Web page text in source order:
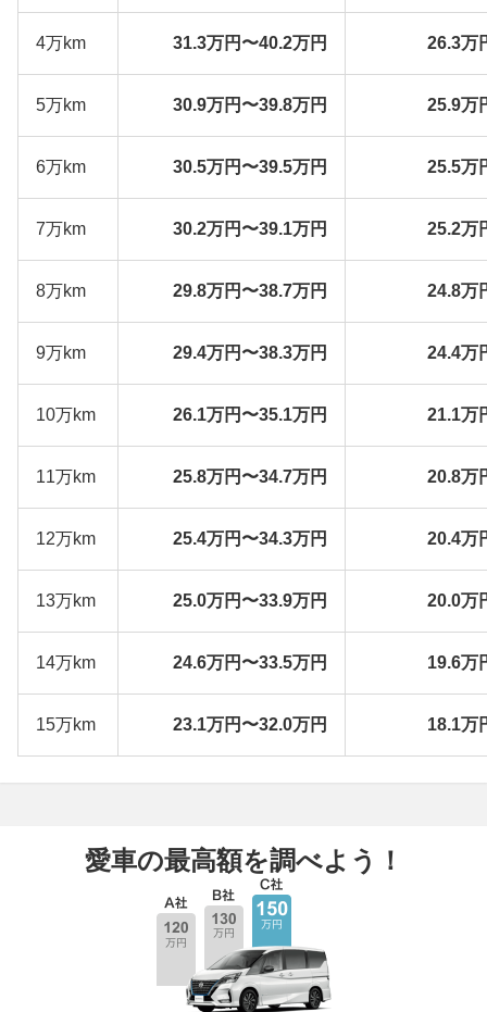
4万km 31.3万円〜40.2万円 26.3万
5万km 30.9万円〜39.8万円 25.9万
6万km 30.5万円〜39.5万円 25.5万
7万km 30.2万円〜39.1万円 25.2万
8万km 29.8万円〜38.7万円 24.8万
9万km 29.4万円〜38.3万円 24.4万
10万km 26.1万円〜35.1万円 21.1万
11万km 25.8万円〜34.7万円 20.8万
12万km 25.4万円〜34.3万円 20.4万
13万km 25.0万円〜33.9万円 20.0万
14万km 24.6万円〜33.5万円 19.6万
15万km 23.1万円〜32.0万円 18.1万
愛車の最高額を調べよう！